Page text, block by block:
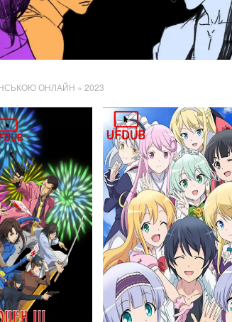
ОНЛАЙН » 2023
319
Переглядів